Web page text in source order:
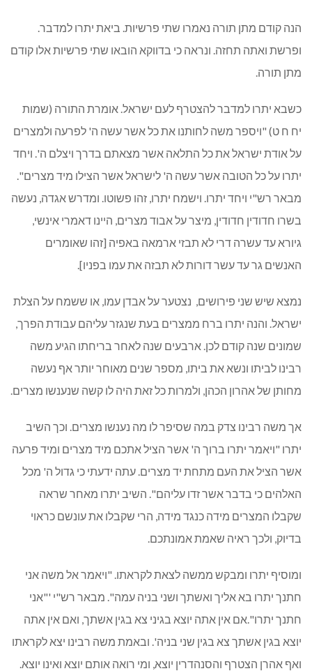
הנה קודם מתן תורה נאמרו שתי פרשיות. ביאת יתרו למדבר.
ופרשת ואתה תחזה. ונראה כי בדווקא הובאו שתי פרשיות אלו קודם
מתן תורה.
כשבא יתרו למדבר להצטרף לעם ישראל. אומרת התורה (שמות
יח ח ט) "ויספר משה לחותנו את כל אשר עשה ה' לפרעה ולמצרים
על אודת ישראל את כל התלאה אשר מצאתם בדרך ויצלם ה'. ויחד
יתרו על כל הטובה אשר עשה ה' לישראל אשר הצילו מיד מצרים".
מבאר רש"י ויחד יתרו. וישמח יתרו, זהו פשוטו. ומדרש אגדה, נעשה
בשרו חדודין חדודין, מיצר על אבוד מצרים, היינו דאמרי אינשי,
גיורא עד עשרה דרי לא תבזי ארמאה באפיה [זהו שאומרים
האנשים גר עד עשר דורות לא תבזה את עמו בפניו].
נמצא שיש שני פירושים, נצטער על אבדן עמו, או ששמח על הצלת
ישראל. והנה יתרו ברח ממצרים בעת שנגזר עליהם עבודת הפרך,
שמונים שנה קודם לכן. ארבעים שנה לאחר בריחתו הגיע משה
רבינו לביתו ונשא את ביתו, מספר שנים מאוחר יותר אף נעשה
מחותן של אהרון הכהן, ולמרות כל זאת היה לו קשה שנענשו מצרים.
אך משה רבינו צדק במה שסיפר לו מה נענשו מצרים. וכך השיב
יתרו "ויאמר יתרו ברוך ה' אשר הציל אתכם מיד מצרים ומיד פרעה
אשר הציל את העם מתחת יד מצרים. עתה ידעתי כי גדול ה' מכל
האלהים כי בדבר אשר זדו עליהם". השיב יתרו מאחר שראה
שקבלו המצרים מידה כנגד מידה, הרי שקבלו את עונשם כראוי
בדיוק, ולכך ראיה שאמת אמונתכם.
ומוסיף יתרו ומבקש ממשה לצאת לקראתו. "ויאמר אל משה אני
חתנך יתרו בא אליך ואשתך ושני בניה עמה". מבאר רש"י '"אני
חתנך יתרו".אם אין אתה יוצא בגיני צא בגין אשתך, ואם אין אתה
יוצא בגין אשתך צא בגין שני בניה'. ובאמת משה רבינו יצא לקראתו
ואף אהרן הצטרף והסנהדרין יוצא, ומי רואה אותם יוצא ואינו יוצא.